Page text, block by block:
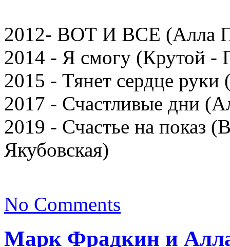
2012- ВОТ И ВСЕ (Алла
2014 - Я смогу (Крутой -
2015 - Тянет сердце
2017 - Счастливые дни
2019 - Счастье на показ
Якубовская)
No Comments
Марк Фрадкин и